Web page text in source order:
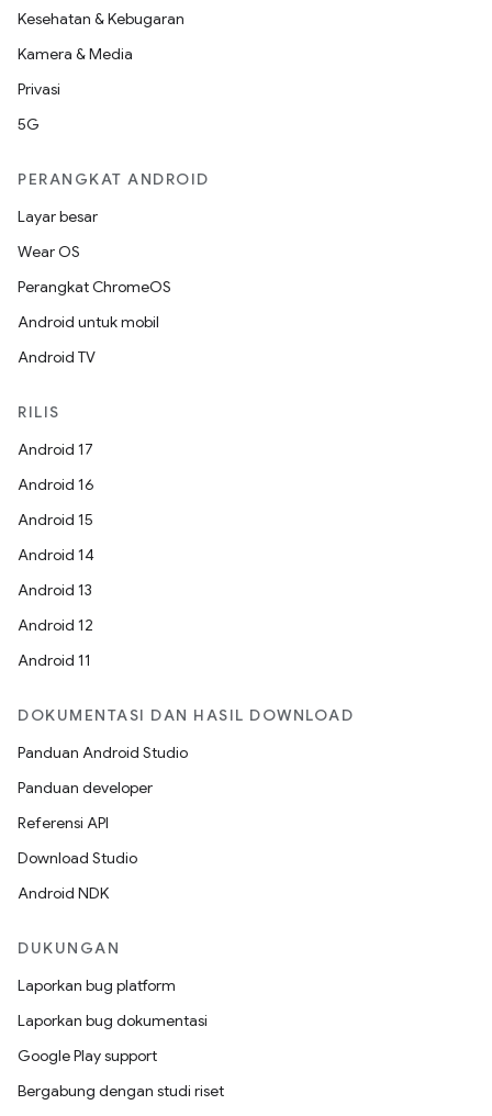
Kesehatan & Kebugaran
Kamera & Media
Privasi
5G
PERANGKAT ANDROID
Layar besar
Wear OS
Perangkat ChromeOS
Android untuk mobil
Android TV
RILIS
Android 17
Android 16
Android 15
Android 14
Android 13
Android 12
Android 11
DOKUMENTASI DAN HASIL DOWNLOAD
Panduan Android Studio
Panduan developer
Referensi API
Download Studio
Android NDK
DUKUNGAN
Laporkan bug platform
Laporkan bug dokumentasi
Google Play support
Bergabung dengan studi riset